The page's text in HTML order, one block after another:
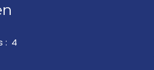
: 4